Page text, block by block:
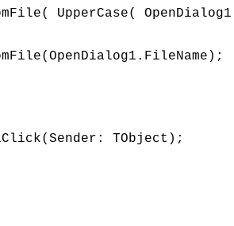
UpperCase(
TObject);